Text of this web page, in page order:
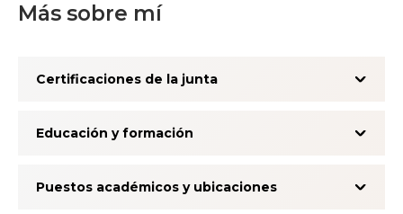
Más sobre mí
Certificaciones de la junta
Educación y formación
Puestos académicos y ubicaciones